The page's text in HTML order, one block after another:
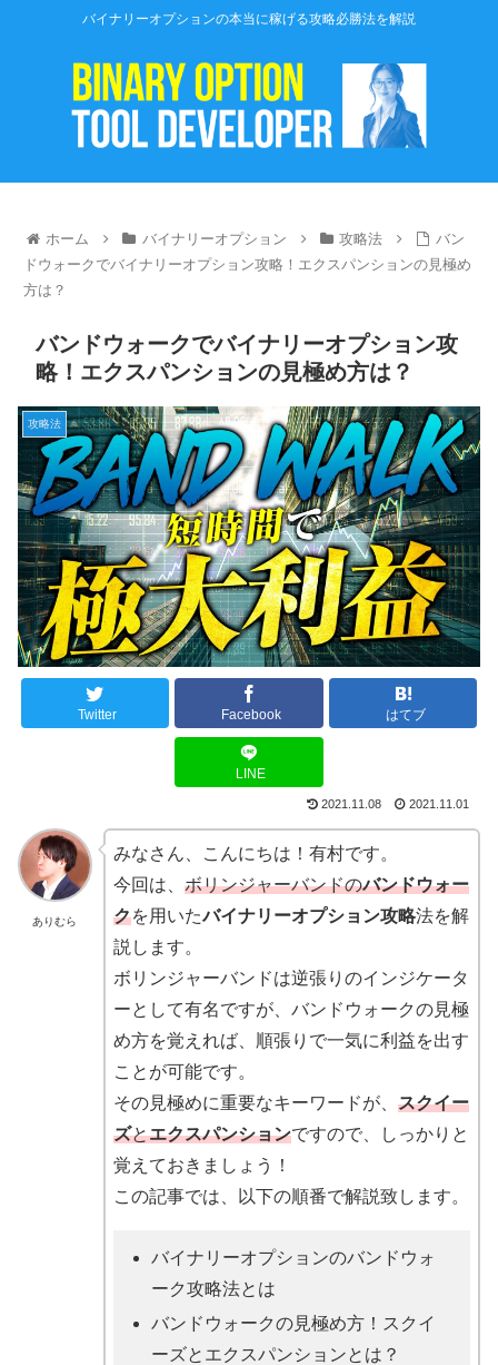
バイナリーオプションの本当に稼げる攻略必勝法を解説
ホーム バイナリーオプション 攻略法
バン
ドウォークでバイナリーオプション攻略！エクスパンションの見極め
方は？
バンドウォークでバイナリーオプション攻
略！エクスパンションの見極め方は？
攻略法
Twitter Facebook はてブ
LINE
2021.11.08 2021.11.01
ありむら
みなさん、こんにちは！有村です。
今回は、 ボリンジャーバンドのバンドウォー
クを用いたバイナリーオプション攻略法を解
説します。
ボリンジャーバンドは逆張りのインジケータ
ーとして有名ですが、バンドウォークの見極
め方を覚えれば、順張りで一気に利益を出す
ことが可能です。
その見極めに重要なキーワードが、 スクイー
ズとエクスパンションですので、しっかりと
覚えておきましょう！
この記事では、以下の順番で解説致します。
バイナリーオプションのバンドウォ
ーク攻略法とは
バンドウォークの見極め方！スクイ
ーズとエクスパンションとは？